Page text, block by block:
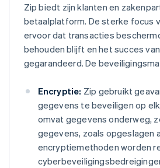
Zip biedt zijn klanten en
betaalplatform. De sterke focus
ervoor dat transacties
behouden blijft en het succes
gegarandeerd. De
Encryptie: Zip gebruikt
gegevens te beveiligen op
omvat gegevens onderweg,
gegevens, zoals opgeslagen
encryptiemethoden worden